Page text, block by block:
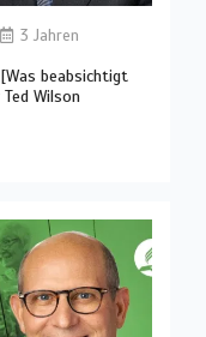
3 Jahren
beabsichtigt
Wilson